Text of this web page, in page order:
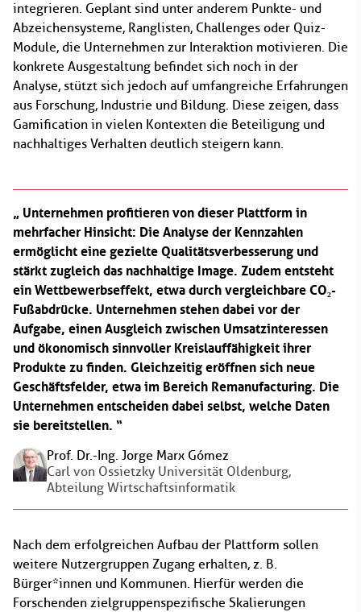
integrieren. Geplant sind unter anderem Punkte- und
Abzeichensysteme, Ranglisten, Challenges oder Quiz-
Module, die Unternehmen zur Interaktion motivieren. Die
konkrete Ausgestaltung befindet sich noch in der
Analyse, stützt sich jedoch auf umfangreiche Erfahrungen
aus Forschung, Industrie und Bildung. Diese zeigen, dass
Gamification in vielen Kontexten die Beteiligung und
nachhaltiges Verhalten deutlich steigern kann.
Unternehmen profitieren von dieser Plattform in
mehrfacher Hinsicht: Die Analyse der Kennzahlen
ermöglicht eine gezielte Qualitätsverbesserung und
stärkt zugleich das nachhaltige Image. Zudem entsteht
ein Wettbewerbseffekt, etwa durch vergleichbare CO₂-
Fußabdrücke. Unternehmen stehen dabei vor der
Aufgabe, einen Ausgleich zwischen Umsatzinteressen
und ökonomisch sinnvoller Kreislauffähigkeit ihrer
Produkte zu finden. Gleichzeitig eröffnen sich neue
Geschäftsfelder, etwa im Bereich Remanufacturing. Die
Unternehmen entscheiden dabei selbst, welche Daten
sie bereitstellen.
Prof. Dr.-Ing. Jorge Marx Gómez
Carl von Ossietzky Universität Oldenburg,
Abteilung Wirtschaftsinformatik
Nach dem erfolgreichen Aufbau der Plattform sollen
weitere Nutzergruppen Zugang erhalten, z. B.
Bürger*innen und Kommunen. Hierfür werden die
Forschenden zielgruppenspezifische Skalierungen